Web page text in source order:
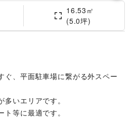
16.53㎡
(5.0坪)
ぐ、平面駐車場に繋がる外スペー
いエリアです。
等に最適です。